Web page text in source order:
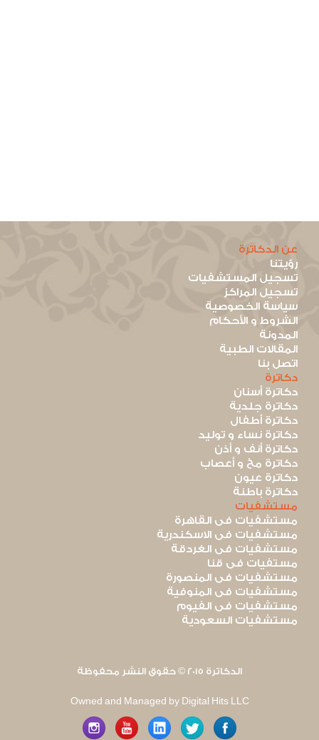
عن الدكاترة
رؤيتنا
تسجيل المستشفيات
تسجيل المراكز
سياسة الخصوصية
الشروط و الأحكام
المدونة
المقالات الطبية
اتصل بنا
دكاترة
دكاترة أسنان
دكاترة جلدية
دكاترة أطفال
دكاترة نساء و توليد
دكاترة أنف و أذن
دكاترة مخ و أعصاب
دكاترة عيون
دكاترة باطنة
مستشفيات
مستشفيات فى القاهرة
مستشفيات فى الاسكندرية
مستشفيات فى الغردقة
مستفيات فى قنا
مستشفيات فى المنصورة
مستشفيات فى المنوفية
مستشفيات فى الفيوم
مستشفيات السعودية
الدكاترة 2015 © حقوق النشر محفوظة
Owned and Managed by Digital Hits LLC